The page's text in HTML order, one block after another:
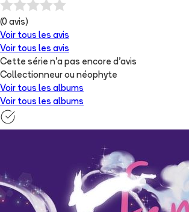
(0 avis)
Voir tous les avis
Voir tous les avis
Cette série n'a pas encore d'avis
Collectionneur ou néophyte
Voir tous les albums
Voir tous les albums